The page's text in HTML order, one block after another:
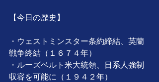
【今日の歴史】
・ウェストミンスター条約締結、英蘭
戦争終結（１６７４年）
・ルーズベルト米大統領、日系人強制
収容を可能に（１９４２年）